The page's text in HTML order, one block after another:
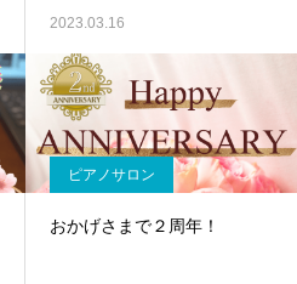
2023.03.16
ピアノサロン
おかげさまで２周年！